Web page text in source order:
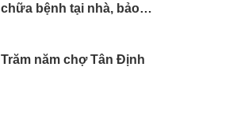
chữa bệnh tại nhà, bảo
Trăm năm chợ Tân Định